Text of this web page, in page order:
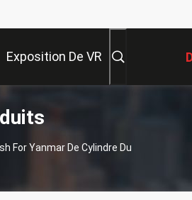
Exposition De VR
For Yanmar De Cylindre Du